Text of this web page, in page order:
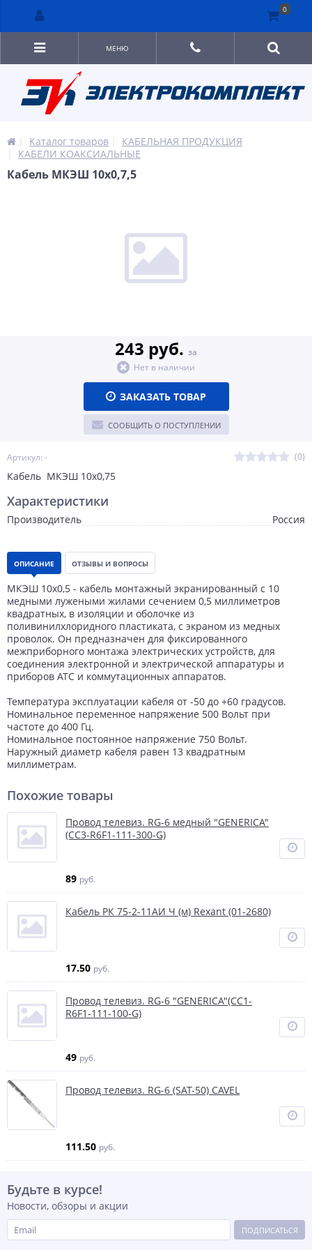
МЕНЮ
Каталог товаров
КАБЕЛЬНАЯ ПРОДУКЦИЯ
КАБЕЛИ КОАКСИАЛЬНЫЕ
Кабель МКЭШ 10х0,7,5
Артикул: - (0)
Кабель МКЭШ 10х0,75
243 руб. за
Нет в наличии
ЗАКАЗАТЬ ТОВАР
СООБЩИТЬ О ПОСТУПЛЕНИИ
Характеристики
Производитель Россия
ОПИСАНИЕ ОТЗЫВЫ И ВОПРОСЫ
МКЭШ 10х0,5 - кабель монтажный экранированный с 10
медными лужеными жилами сечением 0,5 миллиметров
квадратных, в изоляции и оболочке из
поливинилхлоридного пластиката, с экраном из медных
проволок. Он предназначен для фиксированного
межприборного монтажа электрических устройств, для
соединения электронной и электрической аппаратуры и
приборов АТС и коммутационных аппаратов.
Температура эксплуатации кабеля от -50 до +60 градусов.
Номинальное переменное напряжение 500 Вольт при
частоте до 400 Гц.
Номинальное постоянное напряжение 750 Вольт.
Наружный диаметр кабеля равен 13 квадратным
миллиметрам.
Похожие товары
Провод телевиз. RG-6 медный "GENERICA"
(CC3-R6F1-111-300-G)
89 руб.
Кабель РК 75-2-11АИ Ч (м) Rexant (01-2680)
17.50 руб.
Провод телевиз. RG-6 "GENERICA"(CC1-
R6F1-111-100-G)
49 руб.
Провод телевиз. RG-6 (SAT-50) CAVEL
111.50 руб.
Будьте в курсе!
Новости, обзоры и акции
ПОДПИСАТЬСЯ
0